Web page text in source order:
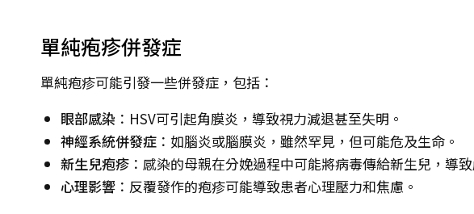
單純疱疹併發症
單純疱疹可能引發一些併發症，包括：
眼部感染 ：HSV可引起角膜炎，導致視力減退甚至失明。
神經系統併發症 ：如腦炎或腦膜炎，雖然罕見，但可能危及生命。
新生兒疱疹 ：感染的母親在分娩過程中可能將病毒傳給新生兒，導
心理影響 ：反覆發作的疱疹可能導致患者心理壓力和焦慮。